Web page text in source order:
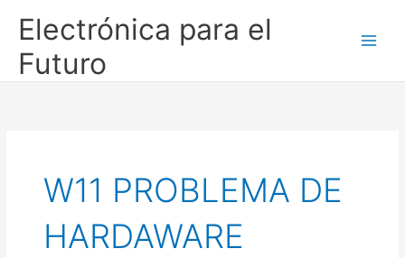
Electrónica para el
Futuro
W11 PROBLEMA DE
HARDAWARE